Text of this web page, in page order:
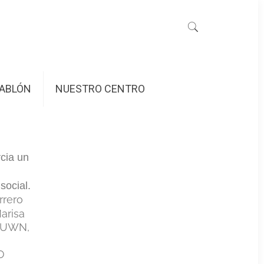
NUESTRO CENTRO
un
arisa